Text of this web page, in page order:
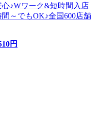
♪Wワーク&短時間入店
～でもOK♪全国600店舗
円